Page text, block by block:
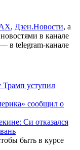
, Дзен.Новости, а
в канале
в telegram-канале
Трамп уступил
сообщил о
Си отказался
быть в курсе